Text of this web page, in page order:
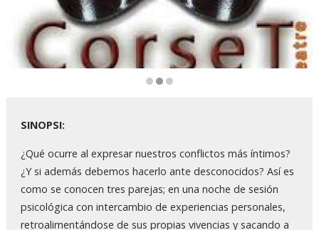
SINOPSI:
¿Qué ocurre al expresar nuestros conflictos más íntimos?
¿Y si además debemos hacerlo ante desconocidos? Así es
como se conocen tres parejas; en una noche de sesión
psicológica con intercambio de experiencias personales,
retroalimentándose de sus propias vivencias y sacando a